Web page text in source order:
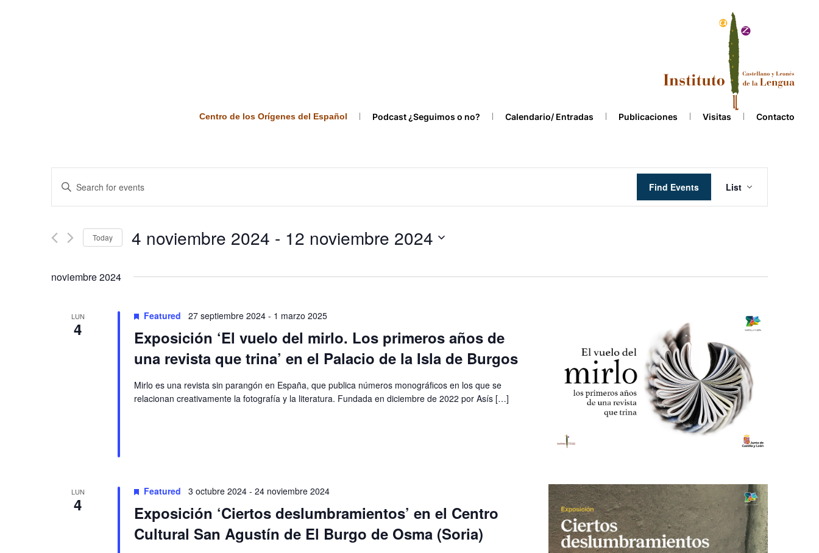
Centro de los Orígenes del Español Podcast ¿Seguimos o no? Calendario/ Entradas Publicaciones Visitas Contacto
Events
Search
and
Views
Navigation
Enter
Keyword.
Search
Events
Find Events
Views
Navigation
List
Today 4 noviembre 2024 - 12 noviembre 2024
noviembre 2024
LUN
4
Featured 27 septiembre 2024- 1 marzo 2025
Exposición ‘El vuelo del mirlo. Los primeros años de
una revista que trina’ en el Palacio de la Isla de Burgos
Mirlo es una revista sin parangón en España, que publica números monográficos en los que se
relacionan creativamente la fotografía y la literatura. Fundada en diciembre de 2022 por Asís […]
LUN
4
Featured 3 octubre 2024- 24 noviembre 2024
Exposición ‘Ciertos deslumbramientos’ en el Centro
Cultural San Agustín de El Burgo de Osma (Soria)